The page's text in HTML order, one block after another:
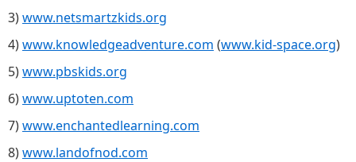
3)www.netsmartzkids.org
4)www.knowledgeadventure.com (www.kid-space.org)
5)www.pbskids.org
6)www.uptoten.com
7)www.enchantedlearning.com
8)www.landofnod.com